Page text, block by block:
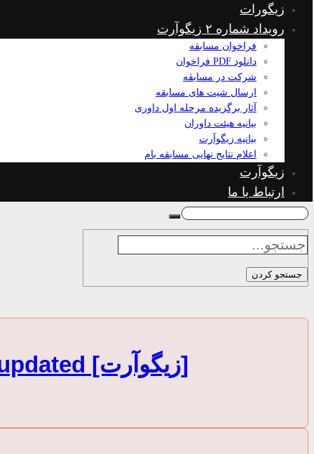
زیگورات
رویداد شماره ۲ زیگوآرت
فراخوان مسابقه
دانلود PDF فراخوان
شرکت در مسابقه
ارسال شیت های مسابقه
آثار برگزیده مرحله اول داوری
بیانیه هیئت داوران
بیانیه زیگوآرت
اعلام نتایج نهایی مسابقه بام
زیگوآرت
ارتباط با ما
جستجو کردن
[زیگوآرت] Some plugins were automatically updated